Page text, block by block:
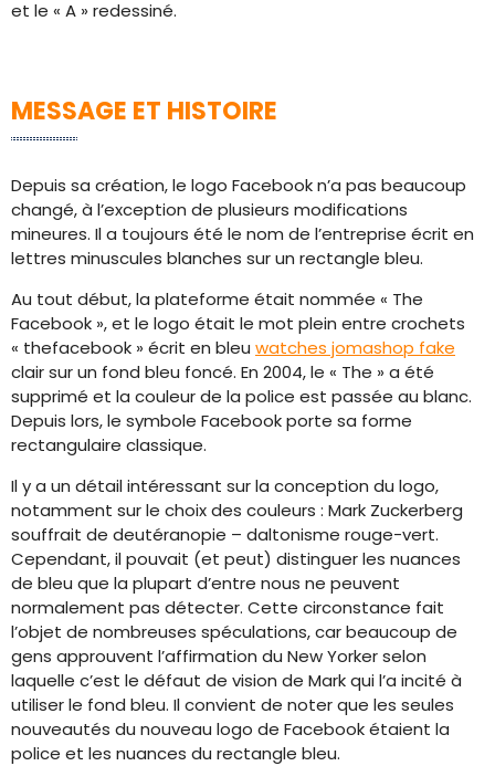
et le « A » redessiné.
MESSAGE ET HISTOIRE
Depuis sa création, le logo Facebook n’a pas beaucoup
changé, à l’exception de plusieurs modifications
mineures. Il a toujours été le nom de l’entreprise écrit en
lettres minuscules blanches sur un rectangle bleu.
Au tout début, la plateforme était nommée « The
Facebook », et le logo était le mot plein entre crochets
« thefacebook » écrit en bleu watches jomashop fake
clair sur un fond bleu foncé. En 2004, le « The » a été
supprimé et la couleur de la police est passée au blanc.
Depuis lors, le symbole Facebook porte sa forme
rectangulaire classique.
Il y a un détail intéressant sur la conception du logo,
notamment sur le choix des couleurs : Mark Zuckerberg
souffrait de deutéranopie – daltonisme rouge-vert.
Cependant, il pouvait (et peut) distinguer les nuances
de bleu que la plupart d’entre nous ne peuvent
normalement pas détecter. Cette circonstance fait
l’objet de nombreuses spéculations, car beaucoup de
gens approuvent l’affirmation du New Yorker selon
laquelle c’est le défaut de vision de Mark qui l’a incité à
utiliser le fond bleu. Il convient de noter que les seules
nouveautés du nouveau logo de Facebook étaient la
police et les nuances du rectangle bleu.